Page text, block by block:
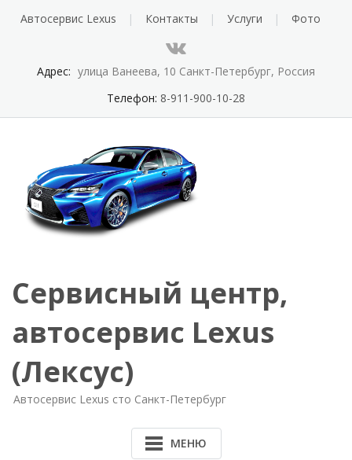
Автосервис Lexus Контакты Услуги Фото
Адрес: улица Ванеева, 10 Санкт-Петербург, Россия
Телефон: 8-911-900-10-28
Сервисный центр,
автосервис Lexus
(Лексус)
Автосервис Lexus сто Санкт-Петербург
МЕНЮ